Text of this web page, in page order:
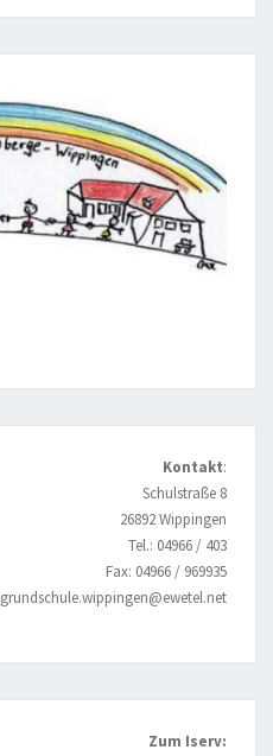
Kontakt:
Schulstraße 8
26892 Wippingen
Tel.: 04966 / 403
Fax: 04966 / 969935
grundschule.wippingen@ewetel.net
Zum Iserv: